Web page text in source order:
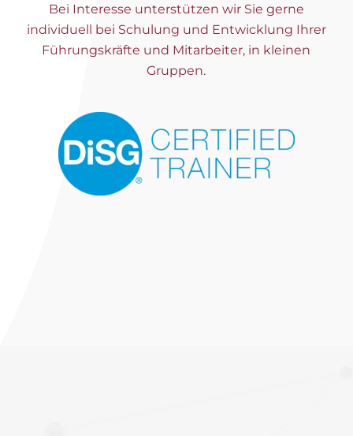
Bei Interesse unterstützen wir Sie gerne
individuell bei Schulung und Entwicklung Ihrer
Führungskräfte und Mitarbeiter, in kleinen
Gruppen.